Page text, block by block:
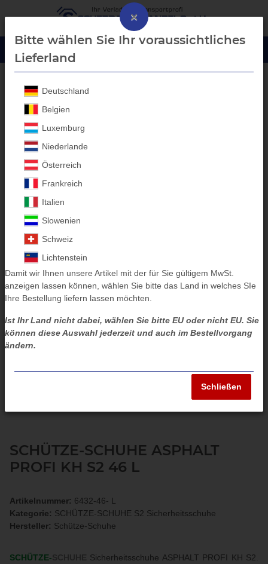
SCHÜTZE-SCHUHE S2 Sicherheitsschuhe
SCHÜTZE-SCHUHE ASPHALT
PROFI KH S2 46 L
Artikelnummer: 6432-46- L
Kategorie: SCHÜTZE-SCHUHE S2 Sicherheitsschuhe
Hersteller: Schütze-Schuhe
SCHÜTZE-
Sicherheitsschuhe ASPHALT PROFI KH S2.
×
Bitte wählen Sie Ihr voraussichtliches
Lieferland
Deutschland
Belgien
Luxemburg
Niederlande
Österreich
Frankreich
Italien
Slowenien
Schweiz
Lichtenstein
Damit wir Ihnen unsere Artikel mit der für Sie gültigem MwSt.
anzeigen lassen können, wählen Sie bitte das Land in welches SIe
Ihre Bestellung liefern lassen möchten.
Ist Ihr Land nicht dabei, wählen Sie bitte EU oder nicht EU. Sie
können diese Auswahl jederzeit und auch im Bestellvorgang
ändern.
Schließen